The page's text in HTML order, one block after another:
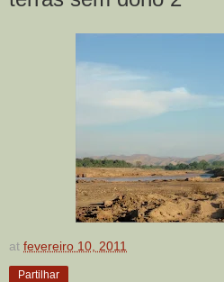
at fevereiro 10, 2011
Partilhar